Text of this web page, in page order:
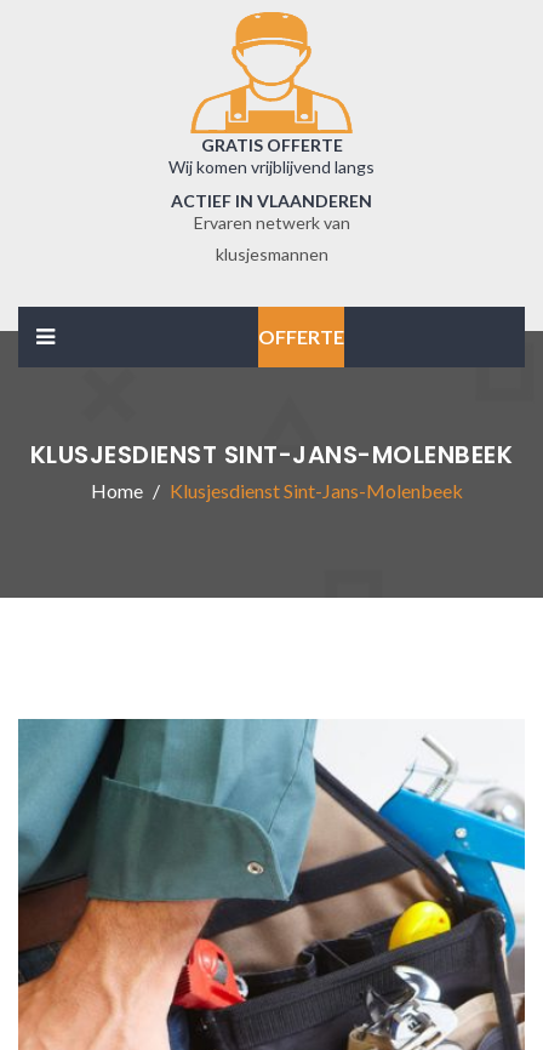
GRATIS OFFERTE
Wij komen vrijblijvend langs
ACTIEF IN VLAANDEREN
Ervaren netwerk van
klusjesmannen
OFFERTE
KLUSJESDIENST SINT-JANS-MOLENBEEK
Home Klusjesdienst Sint-Jans-Molenbeek